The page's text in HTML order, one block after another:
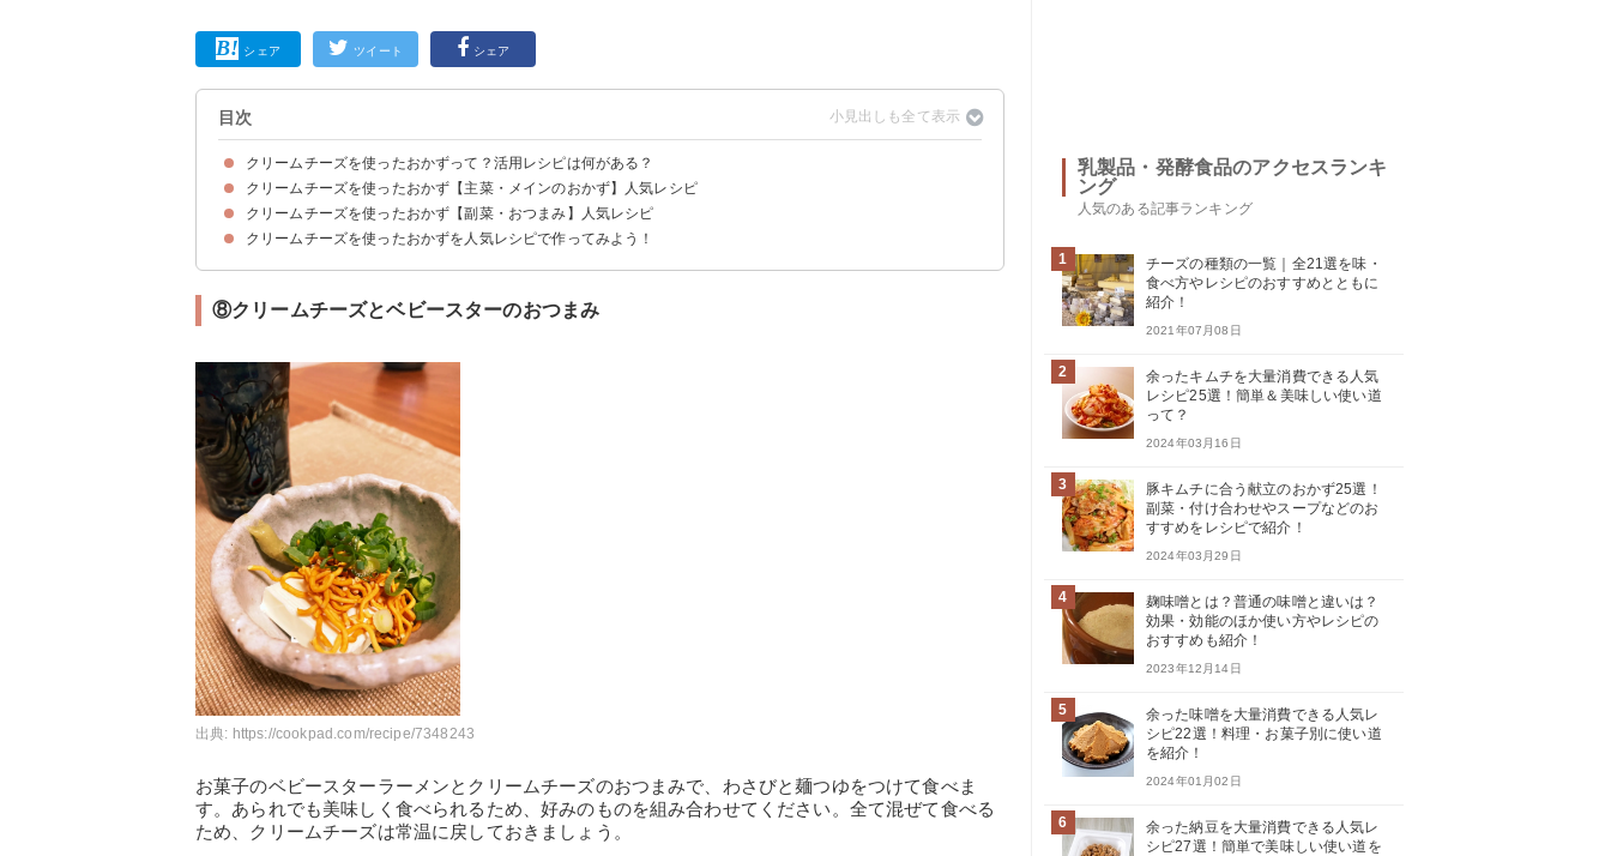
シェア ツイート シェア
目次
クリームチーズを使ったおかずって？活用レシピは何がある？
クリームチーズを使ったおかず【主菜・メインのおかず】人気レシピ
①100gのクリームチーズを使う濃厚ミルクシチュー
②朝食におすすめのスタバ風キッシュ
③余ったお餅も活用するクリームチーズの揚げ餃子
④イタリアン春巻き
⑤里芋とクリームチーズのコロッケ
⑥かぼちゃのクリームチーズコロッケ
⑦ほんのり甘いさつまいもとクリームチーズのグラタン
⑧白身魚のクリームチーズフライ
⑨お弁当なら再加熱がおすすめ！ささみの大葉チーズフライ
⑩メインにもなる！鶏肉とクリームチーズのサラダ
⑪和風明太子ピザ
クリームチーズを使ったおかず【副菜・おつまみ】人気レシピ
①簡単！クリームチーズのカプレーゼ
②少量でも作れる生ハムとkiriのサラダ
③かぼちゃサラダ
④おしゃれなおつまみのクリチサーモン
⑤クリームチーズと生ハムの生春巻き
⑥デビルドエッグ
⑦たくあんとクリームチーズのカナッペ
⑧クリームチーズとベビースターのおつまみ
⑨豆腐とクリームチーズのディップ
⑩ブロッコリーとクリームチーズの和風サラダ
⑪キウイとクリームチーズのさっぱり生ハム巻き
クリームチーズを使ったおかずを人気レシピで作ってみよう！
⑧クリームチーズとベビースターのおつまみ
出典: https://cookpad.com/recipe/7348243
お菓子のベビースターラーメンとクリームチーズのおつまみで、わさびと麺つゆをつけて食べま
す。あられでも美味しく食べられるため、好みのものを組み合わせてください。全て混ぜて食べる
ため、クリームチーズは常温に戻しておきましょう。
乳製品・発酵食品のアクセスランキ
ング
人気のある記事ランキング
1
チーズの種類の一覧｜全21選を味・
食べ方やレシピのおすすめとともに
紹介！
2021年07月08日
2
余ったキムチを大量消費できる人気
レシピ25選！簡単＆美味しい使い道
って？
2024年03月16日
3
豚キムチに合う献立のおかず25選！
副菜・付け合わせやスープなどのお
すすめをレシピで紹介！
2024年03月29日
4
麹味噌とは？普通の味噌と違いは？
効果・効能のほか使い方やレシピの
おすすめも紹介！
2023年12月14日
5
余った味噌を大量消費できる人気レ
シピ22選！料理・お菓子別に使い道
を紹介！
2024年01月02日
6
余った納豆を大量消費できる人気レ
シピ27選！簡単で美味しい使い道を